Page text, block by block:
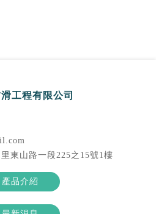
東山路一段225之15號1樓
產品介紹